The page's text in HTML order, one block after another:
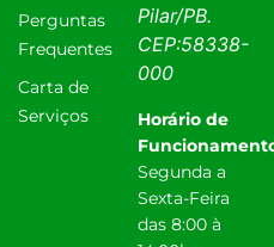
Perguntas
Frequentes
Carta de
Serviços
Pilar/PB.
CEP:58338-
000
Horário de
Segunda a
Sexta-Feira
das 8:00 à